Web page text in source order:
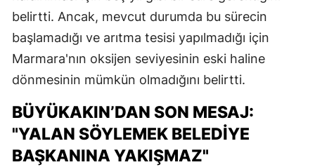
belirtti. Ancak, mevcut durumda bu sürecin
başlamadığı ve arıtma tesisi yapılmadığı için
Marmara'nın oksijen seviyesinin eski haline
dönmesinin mümkün olmadığını belirtti.
BÜYÜKAKIN’DAN SON MESAJ:
"YALAN SÖYLEMEK BELEDIYE
BAŞKANINA YAKIŞMAZ"